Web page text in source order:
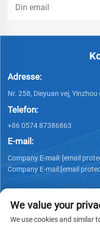
Adresse:
Nr. 258, Dieyuan vej,
Telefon:
+86 0574 87386863
E-mail:
Company E-mail: [email
Company E-mail:[email
We value your
We use cookies and similar